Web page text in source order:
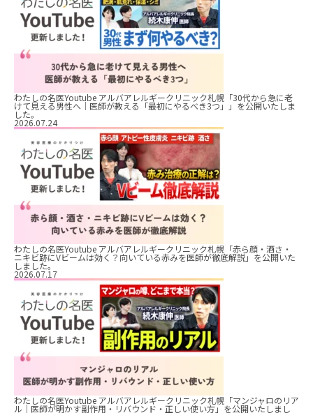
わたしの名医Youtube アルバアレルギークリニック札幌「30代から急に老
けて見える男性へ｜医師が教える「最初にやるべき3つ」」を公開いたしま
した。
2026.07.24
わたしの名医Youtube アルバアレルギークリニック札幌「赤ら顔・酒さ・
ニキビ跡にVビームは効く？向いている赤みを医師が徹底解説」を公開いた
しました。
2026.07.17
わたしの名医Youtube アルバアレルギークリニック札幌「マンジャロのリア
ル｜医師が明かす副作用・リバウンド・正しい使い方」を公開いたしまし